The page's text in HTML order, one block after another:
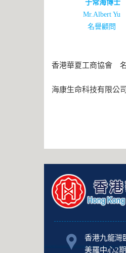
于常海博士
Mr.Albert Yu
名譽顧問
香港華夏工商協會
海康生命科技有限公
香港九龍灣
美羅中心2